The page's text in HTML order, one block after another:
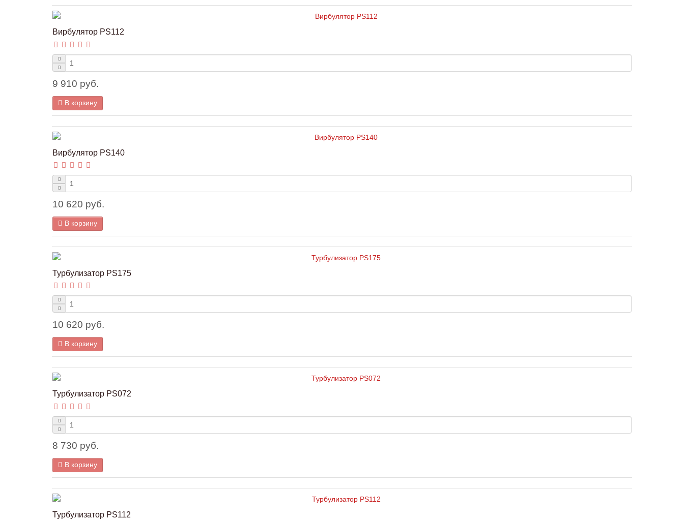
Вирбулятор PS112
9 910 руб.
В корзину
Вирбулятор PS140
10 620 руб.
В корзину
Турбулизатор PS175
10 620 руб.
В корзину
Турбулизатор PS072
8 730 руб.
В корзину
Турбулизатор PS112